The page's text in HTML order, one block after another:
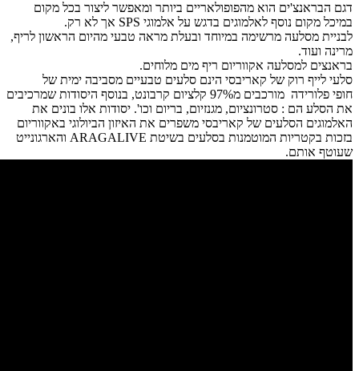
דגם הבראנצ'ים הוא מהפופולאריים ביותר ומאפשר ליצור בכל מקום
במיכל מקום נוסף לאלמוגים בדגש על אלמוגי SPS אך לא רק.
לבניית מסלעה מרשימה במיוחד ובעלת מראה טבעי מהיום הראשון לריף,
מרינה ועוד.
בראנצים למסלעה אקווריום ריף מים מלוחים.
סלעי לייף רוק של קאריבסי הינם סלעים טבעיים מסביבה ימית של
חופי פלורידה מורכבים מ97% קלציום קרבונט, בנוסף היסודות שמרכיבים
את הסלע הם : סטרונציום, מגנזיום, בריום וכו'. יסודות אלו בונים את
האלמוגים הסלעים של קאריבסי משפרים את האיזון הביולוגי באקווריום
בזכות בקטריות המוטמנות בסלעים בשיטת ARAGALIVE והארגונייט
שעוטף אותם.